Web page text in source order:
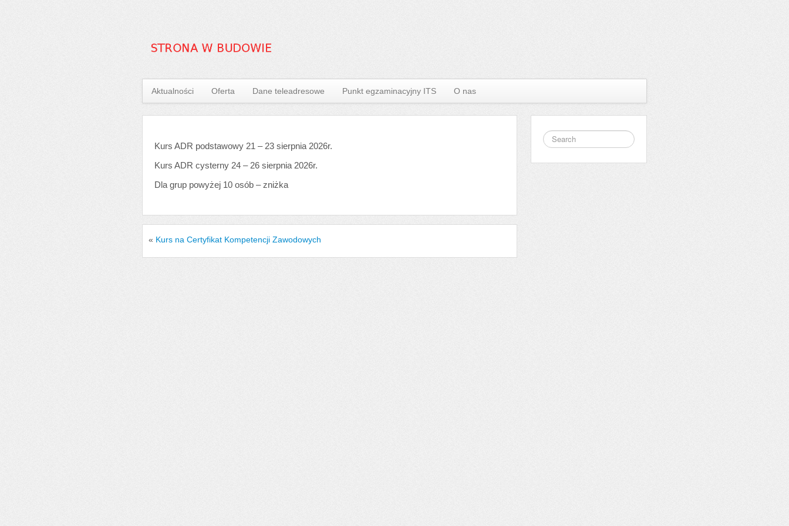
Aktualności Oferta Dane teleadresowe Punkt egzaminacyjny ITS O nas
Kurs ADR podstawowy 21 – 23 sierpnia 2026r.
Kurs ADR cysterny 24 – 26 sierpnia 2026r.
Dla grup powyżej 10 osób – zniżka
« Kurs na Certyfikat Kompetencji Zawodowych